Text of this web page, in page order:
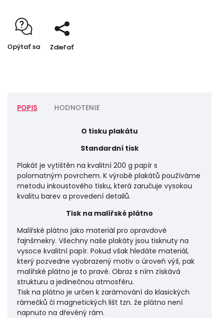
Opýtať sa Zdieľať
POPIS HODNOTENIE
O tisku plakátu
Standardní tisk
Plakát je vytištěn na kvalitní 200 g papír s
polomatným povrchem. K výrobě plakátů používáme
metodu inkoustového tisku, která zaručuje vysokou
kvalitu barev a provedení detailů.
Tisk na malířské plátno
Malířské plátno jako materiál pro opravdové
fajnšmekry. Všechny naše plakáty jsou tisknuty na
vysoce kvalitní papír. Pokud však hledáte materiál,
který pozvedne vyobrazený motiv o úroveň výš, pak
malířské plátno je to pravé. Obraz s ním získává
strukturu a jedinečnou atmosféru.
Tisk na plátno je určen k zarámování do klasických
rámečků či magnetických lišt tzn. že plátno není
napnuto na dřevěný rám.